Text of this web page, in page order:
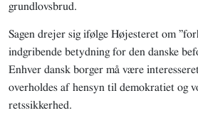
grundlovsbrud.
Sagen drejer sig ifølge Højesteret om
indgribende betydning for den danske
Enhver dansk borger må være
overholdes af hensyn til demokratiet og
retssikkerhed.